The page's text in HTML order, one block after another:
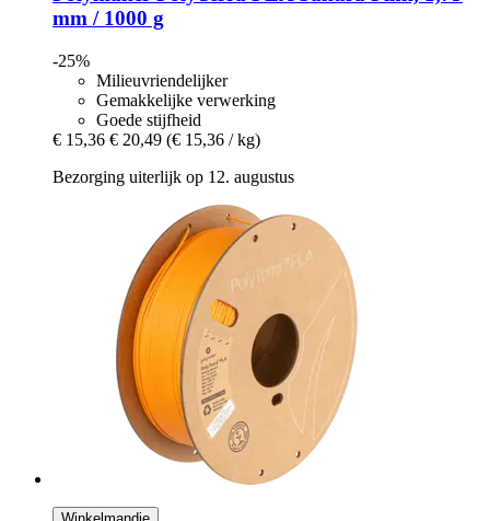
mm / 1000 g
-25%
Milieuvriendelijker
Gemakkelijke verwerking
Goede stijfheid
€ 15,36 € 20,49 (€ 15,36 / kg)
Bezorging uiterlijk op 12. augustus
Winkelmandje